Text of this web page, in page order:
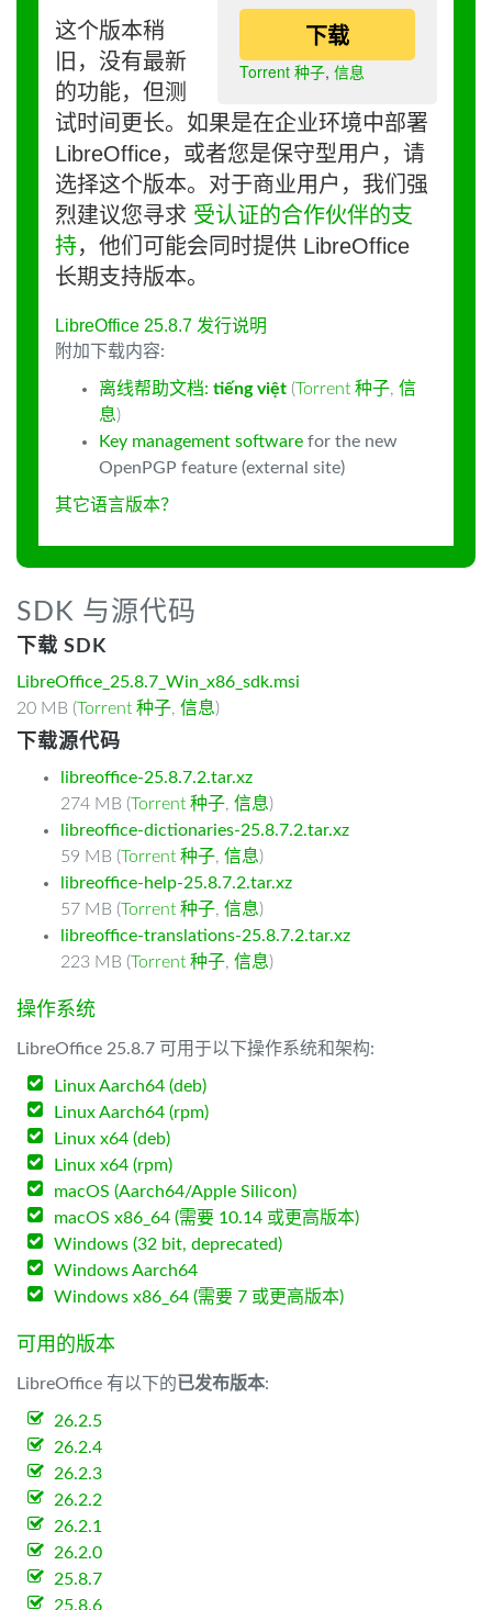
下载
Torrent 种子, 信息
这个版本稍
旧，没有最新
的功能，但测
试时间更长。如果是在企业环境中部署
LibreOffice，或者您是保守型用户，请
选择这个版本。对于商业用户，我们强
烈建议您寻求 受认证的合作伙伴的支
持，他们可能会同时提供 LibreOffice
长期支持版本。
LibreOffice 25.8.7 发行说明
附加下载内容:
离线帮助文档: tiếng việt (Torrent 种子, 信
息)
Key management software for the new
OpenPGP feature (external site)
其它语言版本？
SDK 与源代码
下载 SDK
LibreOffice_25.8.7_Win_x86_sdk.msi
20 MB (Torrent 种子, 信息)
下载源代码
libreoffice-25.8.7.2.tar.xz
274 MB (Torrent 种子, 信息)
libreoffice-dictionaries-25.8.7.2.tar.xz
59 MB (Torrent 种子, 信息)
libreoffice-help-25.8.7.2.tar.xz
57 MB (Torrent 种子, 信息)
libreoffice-translations-25.8.7.2.tar.xz
223 MB (Torrent 种子, 信息)
操作系统
LibreOffice 25.8.7 可用于以下操作系统和架构:
Linux Aarch64 (deb)
Linux Aarch64 (rpm)
Linux x64 (deb)
Linux x64 (rpm)
macOS (Aarch64/Apple Silicon)
macOS x86_64 (需要 10.14 或更高版本)
Windows (32 bit, deprecated)
Windows Aarch64
Windows x86_64 (需要 7 或更高版本)
可用的版本
LibreOffice 有以下的已发布版本:
26.2.5
26.2.4
26.2.3
26.2.2
26.2.1
26.2.0
25.8.7
25.8.6